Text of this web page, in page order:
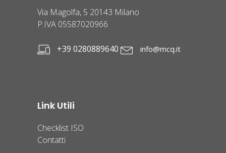
Via Magolfa, 5 20143 Milano
P.IVA 05587020966
+39 0280889640 info@mcq.it
Link Utili
Checklist ISO
Contatti